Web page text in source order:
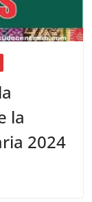
la
2024